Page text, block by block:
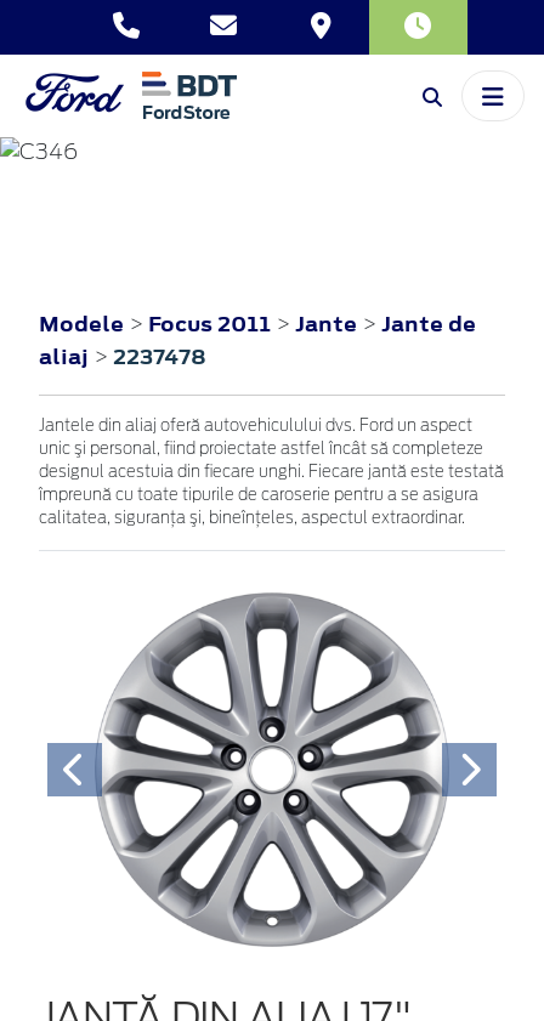
Modele > Focus 2011 > Jante > Jante de
aliaj > 2237478
Jantele din aliaj oferă autovehiculului dvs. Ford un aspect
unic şi personal, fiind proiectate astfel încât să completeze
designul acestuia din fiecare unghi. Fiecare jantă este testată
împreună cu toate tipurile de caroserie pentru a se asigura
calitatea, siguranţa şi, bineînţeles, aspectul extraordinar.